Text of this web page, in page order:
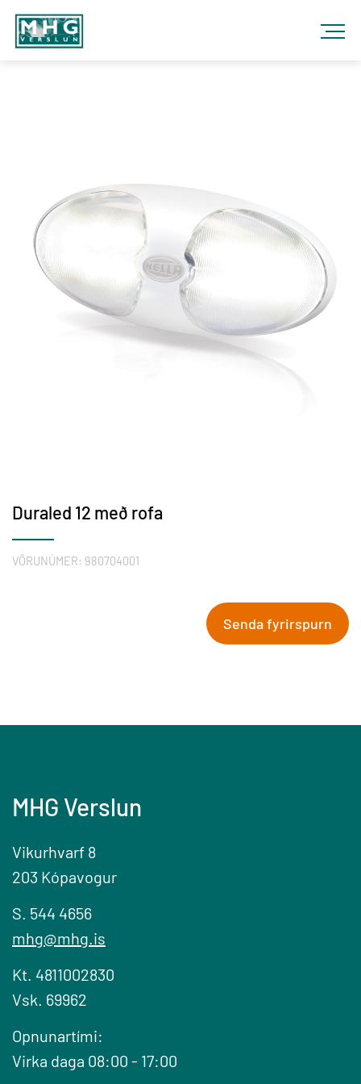
Fara
Duraled 12 með rofa
VÖRUNÚMER: 980704001
Senda fyrirspurn
MHG Verslun
Vikurhvarf 8
203 Kópavogur
S. 544 4656
mhg@mhg.is
Kt. 4811002830
Vsk. 69962
Opnunartími:
Virka daga 08:00 - 17:00